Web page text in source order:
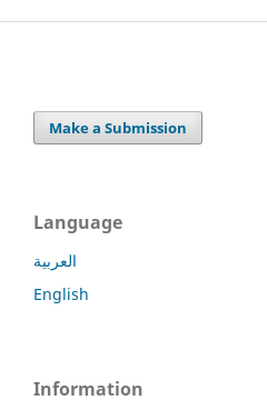
Make a Submission
Language
العربية
English
Information